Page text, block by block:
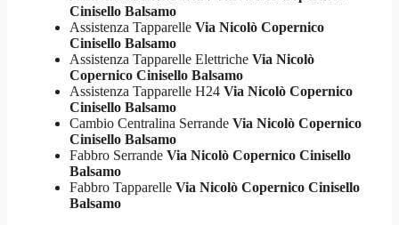
Cinisello Balsamo
Assistenza Tapparelle Via Nicolò Copernico
Cinisello Balsamo
Assistenza Tapparelle Elettriche Via Nicolò
Copernico Cinisello Balsamo
Assistenza Tapparelle H24 Via Nicolò Copernico
Cinisello Balsamo
Cambio Centralina Serrande Via Nicolò Copernico
Cinisello Balsamo
Fabbro Serrande Via Nicolò Copernico Cinisello
Balsamo
Fabbro Tapparelle Via Nicolò Copernico Cinisello
Balsamo